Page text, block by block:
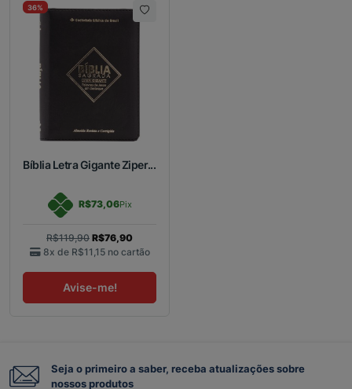
36%
Bíblia Letra Gigante Ziper...
R$73,06Pix
R$119,90 R$76,90
8x de R$11,15 no cartão
Avise-me!
Seja o primeiro a saber, receba atualizações sobre
nossos produtos